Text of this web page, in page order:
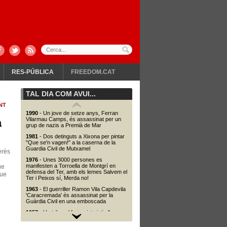
RES-PÚBLICA FREEDOM.CAT
TAL DIA COM AVUI...
1990 - Un jove de setze anys, Ferran
Vilarmau Camps, és assassinat per un
grup de nazis a Premià de Mar
1981 - Dos detinguts a Xixona per pintar
"Que se'n vagen!" a la caserna de la
Guardia Civil de Mutxamel
1976 - Unes 3000 persones es
manifesten a Torroella de Montgrí en
defensa del Ter, amb els lemes Salvem el
Ter i Peixos sí, Merda no!
1963 - El guerriller Ramon Vila Capdevila
'Caracremada' és assassinat per la
Guàrdia Civil en una emboscada
1957 - Un tribunal franquista jutja l'ex-
dirigent del PSUC Joan Comorera.